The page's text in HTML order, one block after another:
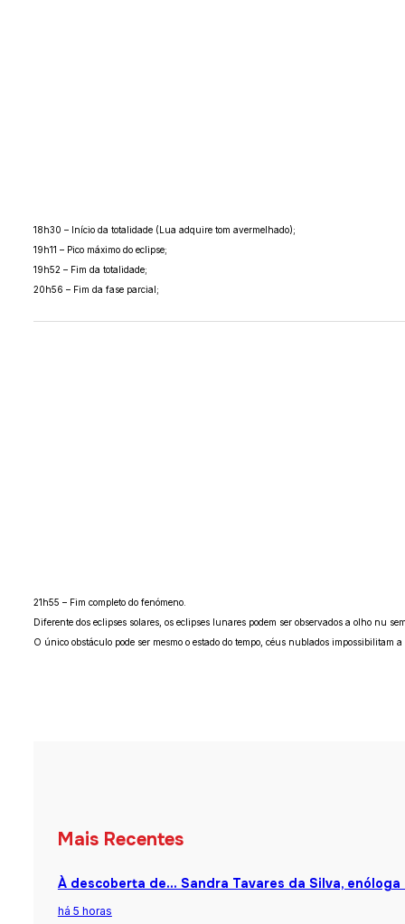
18h30 – Início da totalidade (Lua adquire tom avermelhado);
19h11 – Pico máximo do eclipse;
19h52 – Fim da totalidade;
20h56 – Fim da fase parcial;
21h55 – Fim completo do fenómeno.
Diferente dos eclipses solares, os eclipses lunares podem ser observados a olho nu
O único obstáculo pode ser mesmo o estado do tempo, céus nublados
Mais Recentes
À descoberta de… Sandra Tavares da Silva,
há 5 horas